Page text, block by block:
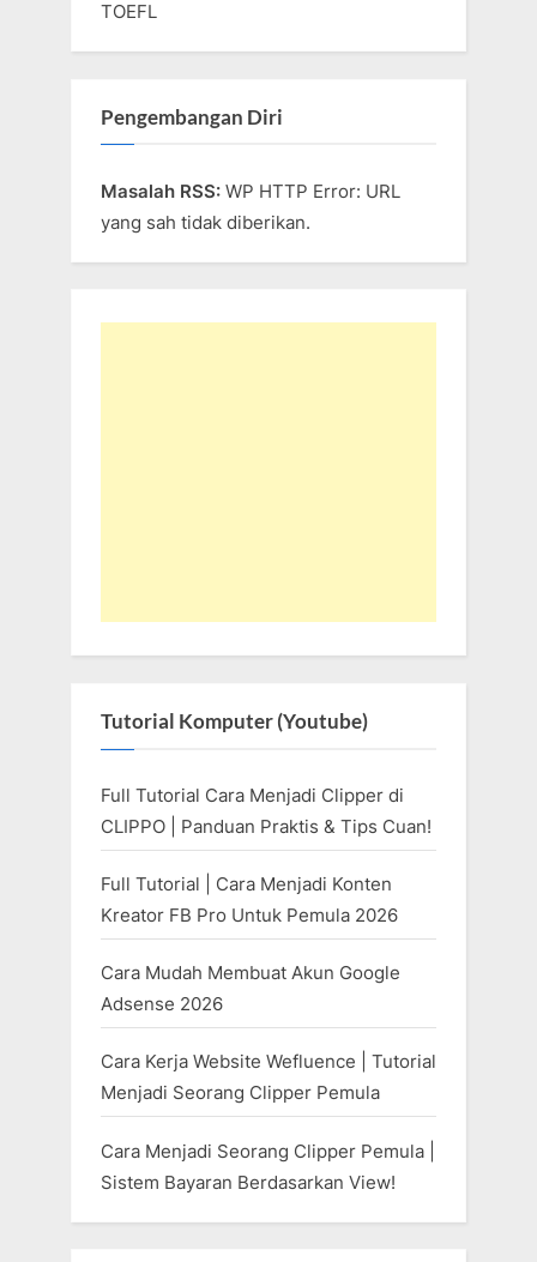
TOEFL
Pengembangan Diri
Masalah RSS: WP HTTP Error: URL
yang sah tidak diberikan.
Tutorial Komputer (Youtube)
Full Tutorial Cara Menjadi Clipper di
CLIPPO | Panduan Praktis & Tips Cuan!
Full Tutorial | Cara Menjadi Konten
Kreator FB Pro Untuk Pemula 2026
Cara Mudah Membuat Akun Google
Adsense 2026
Cara Kerja Website Wefluence | Tutorial
Menjadi Seorang Clipper Pemula
Cara Menjadi Seorang Clipper Pemula |
Sistem Bayaran Berdasarkan View!